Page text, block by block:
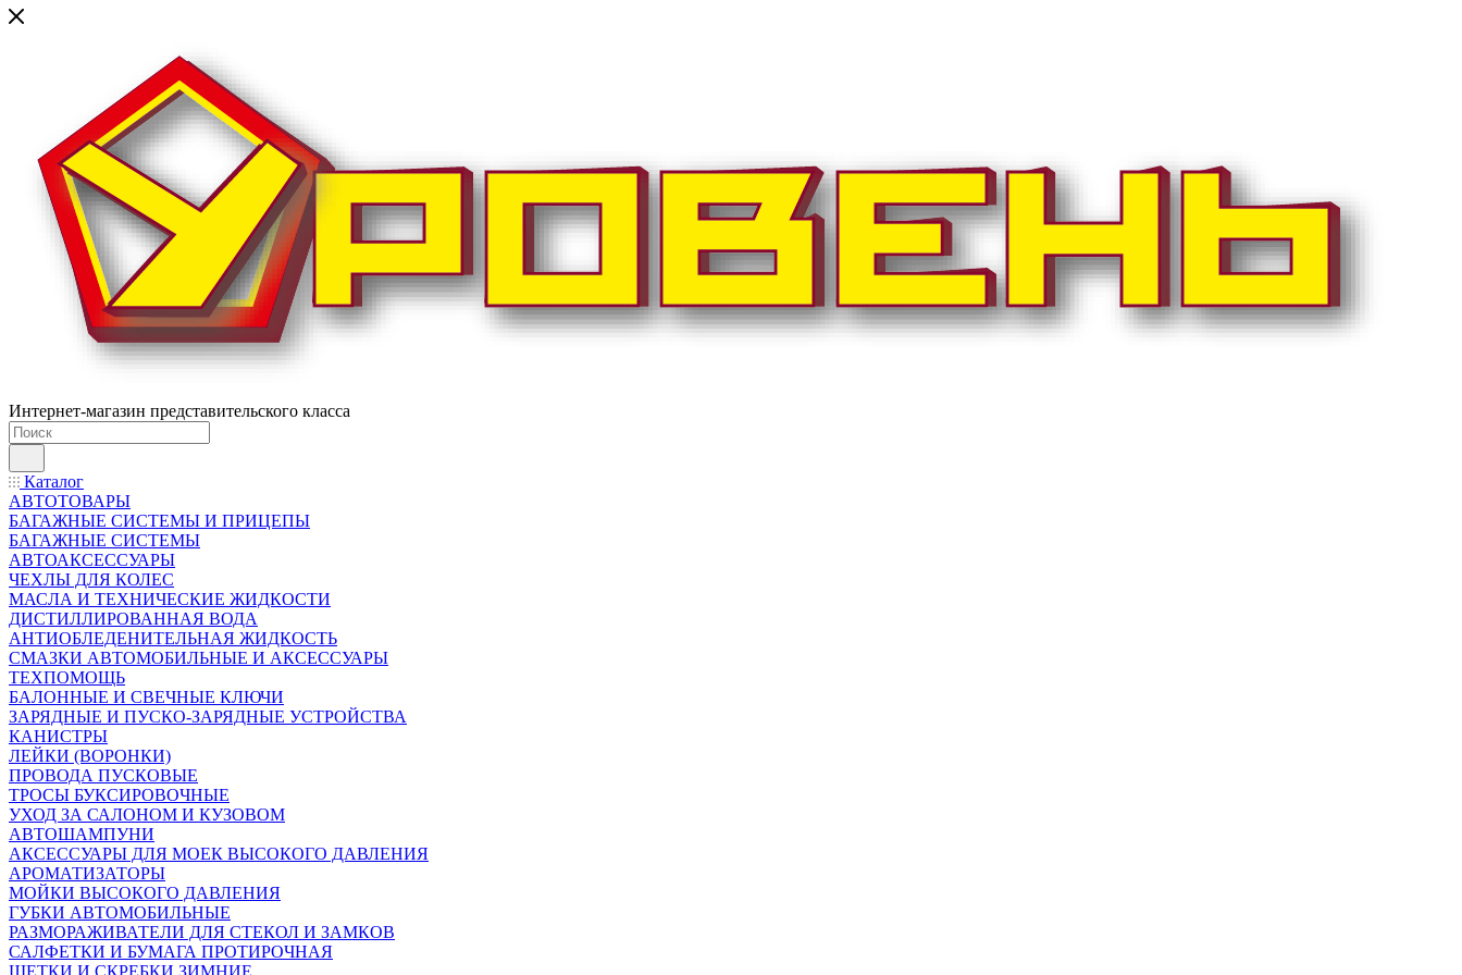
Интернет-магазин представительского класса
Каталог
АВТОТОВАРЫ
БАГАЖНЫЕ СИСТЕМЫ И ПРИЦЕПЫ
БАГАЖНЫЕ СИСТЕМЫ
АВТОАКСЕССУАРЫ
ЧЕХЛЫ ДЛЯ КОЛЕС
МАСЛА И ТЕХНИЧЕСКИЕ ЖИДКОСТИ
ДИСТИЛЛИРОВАННАЯ ВОДА
АНТИОБЛЕДЕНИТЕЛЬНАЯ ЖИДКОСТЬ
СМАЗКИ АВТОМОБИЛЬНЫЕ И АКСЕССУАРЫ
ТЕХПОМОЩЬ
БАЛОННЫЕ И СВЕЧНЫЕ КЛЮЧИ
ЗАРЯДНЫЕ И ПУСКО-ЗАРЯДНЫЕ УСТРОЙСТВА
КАНИСТРЫ
ЛЕЙКИ (ВОРОНКИ)
ПРОВОДА ПУСКОВЫЕ
ТРОСЫ БУКСИРОВОЧНЫЕ
УХОД ЗА САЛОНОМ И КУЗОВОМ
АВТОШАМПУНИ
АКСЕССУАРЫ ДЛЯ МОЕК ВЫСОКОГО ДАВЛЕНИЯ
АРОМАТИЗАТОРЫ
МОЙКИ ВЫСОКОГО ДАВЛЕНИЯ
ГУБКИ АВТОМОБИЛЬНЫЕ
РАЗМОРАЖИВАТЕЛИ ДЛЯ СТЕКОЛ И ЗАМКОВ
САЛФЕТКИ И БУМАГА ПРОТИРОЧНАЯ
ЩЕТКИ И СКРЕБКИ ЗИМНИЕ